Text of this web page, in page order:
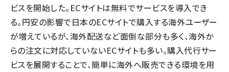
ビスを開始した。ECサイトは無料でサービスを導入でき
る。円安の影響で日本のECサイトで購入する海外ユーザー
が増えているが、海外配送など面倒な部分も多く、海外か
らの注文に対応していないECサイトも多い。購入代行サー
ビスを展開することで、簡単に海外へ販売できる環境を用
参加